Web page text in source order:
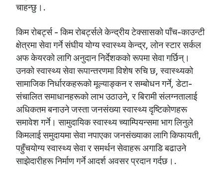
चाहन्छु।.
किम रोबर्ट्स - किम रोबर्ट्सले केन्द्रीय टेक्सासको पाँच-काउन्टी
क्षेत्रमा सेवा गर्ने संघीय योग्य स्वास्थ्य केन्द्र, लोन स्टार सर्कल
अफ केयरको लागि अनुदान निर्देशकको रूपमा सेवा गर्छिन्।
उनको स्वास्थ्य सेवा रूपान्तरणमा विशेष रुचि छ, स्वास्थ्यको
सामाजिक निर्धारकहरूको मूल्याङ्कन र सम्बोधन गर्ने, डेटा-
संचालित समाधानहरूको लाभ उठाउने, र बिरामी संलग्नतालाई
अधिकतम बनाउने जस्ता जनसंख्या स्वास्थ्य दृष्टिकोणहरू
समावेश गर्ने। सामुदायिक स्वास्थ्य च्याम्पियन्समा भाग लिनुले
किमलाई समुदायमा सेवा नपाएका जनसंख्याका लागि किफायती,
पहुँचयोग्य स्वास्थ्य सेवा र समर्थन सेवाहरू अगाडि बढाउने
साझेदारीहरू निर्माण गर्ने आदर्श अवसर प्रदान गर्दछ।.